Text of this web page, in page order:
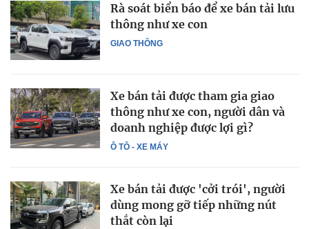
GIAO THÔNG
Rà soát biển báo để xe bán tải lưu
thông như xe con
Ô TÔ - XE MÁY
Xe bán tải được tham gia giao
thông như xe con, người dân và
doanh nghiệp được lợi gì?
Xe bán tải được 'cởi trói', người
dùng mong gỡ tiếp những nút
thắt còn lại